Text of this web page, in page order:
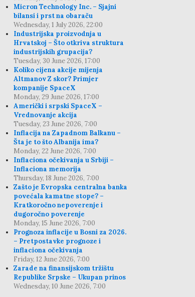
Micron Technology Inc. – Sjajni
bilansi i prst na obaraču
Wednesday, 1 July 2026, 22:00
Industrijska proizvodnja u
Hrvatskoj – Što otkriva struktura
industrijskih grupacija?
Tuesday, 30 June 2026, 17:00
Koliko cijena akcije mijenja
Altmanov Z skor? Primjer
kompanije SpaceX
Monday, 29 June 2026, 17:00
Američki i srpski SpaceX –
Vrednovanje akcija
Tuesday, 23 June 2026, 7:00
Inflacija na Zapadnom Balkanu –
Šta je to što Albanija ima?
Monday, 22 June 2026, 7:00
Inflaciona očekivanja u Srbiji –
Inflaciona memorija
Thursday, 18 June 2026, 7:00
Zašto je Evropska centralna banka
povećala kamatne stope? –
Kratkoročno nepoverenje i
dugoročno poverenje
Monday, 15 June 2026, 7:00
Prognoza inflacije u Bosni za 2026.
– Pretpostavke prognoze i
inflaciona očekivanja
Friday, 12 June 2026, 7:00
Zarade na finansijskom tržištu
Republike Srpske – Ukupan prinos
Wednesday, 10 June 2026, 7:00